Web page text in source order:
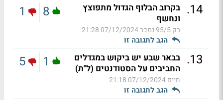
14
. בקרוב הבלוף הגדול מתפוצץ
ונחשף
רק 95/5 נמכר 07/12/2024 21:28
הגב לתגובה זו
8
1
13
. בבאר שבע יש ביקוש במגדלים
החביבים על הסטודנטים (ל"ת)
חיים07/12/2024 21:18
הגב לתגובה זו
1
5